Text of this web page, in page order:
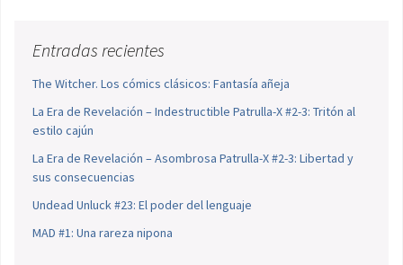
Entradas recientes
The Witcher. Los cómics clásicos: Fantasía añeja
La Era de Revelación – Indestructible Patrulla-X #2-3: Tritón al
estilo cajún
La Era de Revelación – Asombrosa Patrulla-X #2-3: Libertad y
sus consecuencias
Undead Unluck #23: El poder del lenguaje
MAD #1: Una rareza nipona